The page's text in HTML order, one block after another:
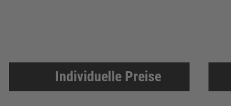
Individuelle Preise